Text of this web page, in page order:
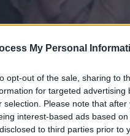
My Personal
opt-out of the sale, sharing to
for targeted
selection. Please note that
interest-based ads based
to third parties prior to